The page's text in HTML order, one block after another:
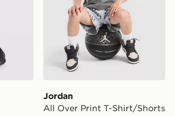
Jordan
All Over Print T-Shirt/Shorts